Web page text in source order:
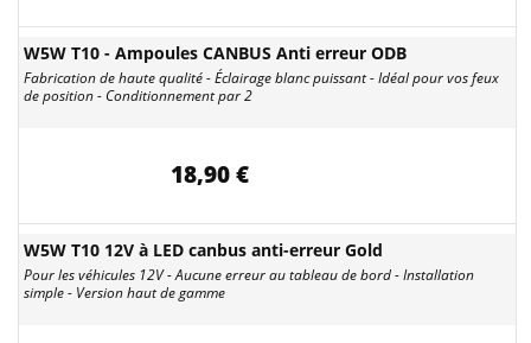
W5W T10 - Ampoules CANBUS Anti erreur ODB
Fabrication de haute qualité - Éclairage blanc puissant - Idéal pour vos feux
de position - Conditionnement par 2
18,90 €
W5W T10 12V à LED canbus anti-erreur Gold
Pour les véhicules 12V - Aucune erreur au tableau de bord - Installation
simple - Version haut de gamme